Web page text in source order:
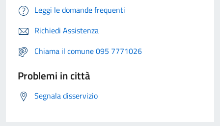
Leggi le domande frequenti
Richiedi Assistenza
Chiama il comune 095 7771026
Problemi in città
Segnala disservizio